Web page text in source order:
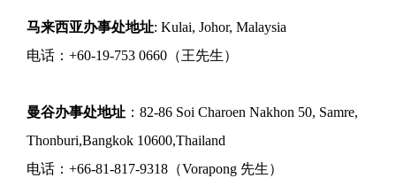
马来西亚办事处地址: Kulai, Johor, Malaysia
电话：+60-19-753 0660（王先生）
曼谷办事处地址 ：82-86 Soi Charoen Nakhon 50, Samre,
Thonburi,Bangkok 10600,Thailand
电话：+66-81-817-9318（Vorapong 先生）